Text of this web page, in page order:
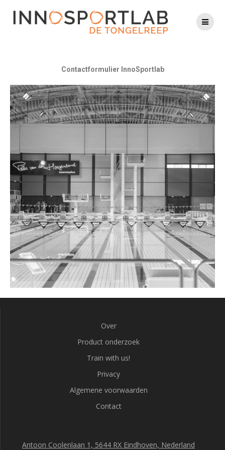
Contactformulier InnoSportlab
Over
Product onderzoek
Train with us!
Privacy
Algemene voorwaarden
Contact
Antoon Coolenlaan 1, 5644 RX Eindhoven, Nederland